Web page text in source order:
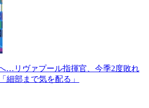
…リヴァプール指揮官、今季2度敗れ
細部まで気を配る」